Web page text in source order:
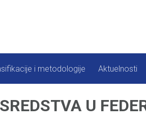
i metodologije Aktuelnosti
U